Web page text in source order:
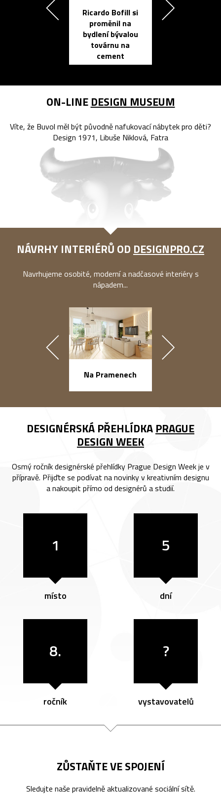
Ricardo Bofill si
proměnil na
bydlení bývalou
továrnu na
cement
ON-LINE DESIGN MUSEUM
Víte, že Buvol měl být původně nafukovací nábytek pro děti?
Design 1971, Libuše Niklová, Fatra
NÁVRHY INTERIÉRŮ OD DESIGNPRO.CZ
Navrhujeme osobité, moderní a nadčasové interiéry s
nápadem...
Na Pramenech
DESIGNÉRSKÁ PŘEHLÍDKA PRAGUE
DESIGN WEEK
Osmý ročník designérské přehlídky Prague Design Week je v
přípravě. Přijďte se podívat na novinky v kreativním designu
a nakoupit přímo od designérů a studií.
1
místo
5
dní
8.
ročník
?
vystavovatelů
ZŮSTAŇTE VE SPOJENÍ
Sledujte naše pravidelně aktualizované sociální sítě.